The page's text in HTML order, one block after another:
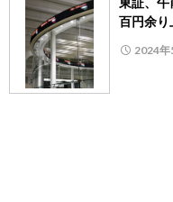
百円余り
2024年